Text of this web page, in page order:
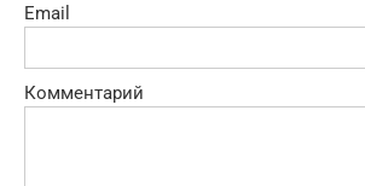
Email
Комментарий